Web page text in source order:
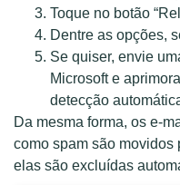
Toque no botão
Dentre as opções,
Se quiser, envie
Microsoft e
detecção
Da mesma forma, os e-
como spam são movidos
elas são excluídas